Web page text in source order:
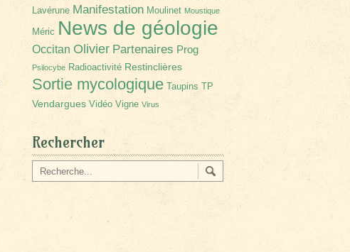
Lavérune Manifestation Moulinet Moustique
Méric News de géologie
Occitan Olivier Partenaires Prog
Psilocybe Radioactivité Restinclières
Sortie mycologique Taupins TP
Vendargues Vidéo Vigne Virus
Rechercher